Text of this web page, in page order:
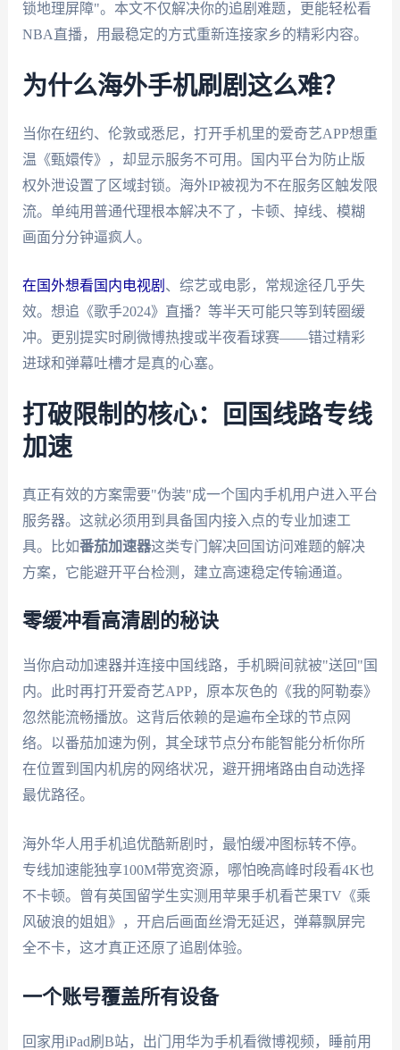
锁地理屏障"。本文不仅解决你的追剧难题，更能轻松看
NBA直播，用最稳定的方式重新连接家乡的精彩内容。
为什么海外手机刷剧这么难？
当你在纽约、伦敦或悉尼，打开手机里的爱奇艺APP想重
温《甄嬛传》，却显示服务不可用。国内平台为防止版
权外泄设置了区域封锁。海外IP被视为不在服务区触发限
流。单纯用普通代理根本解决不了，卡顿、掉线、模糊
画面分分钟逼疯人。
在国外想看国内电视剧 、综艺或电影，常规途径几乎失
效。想追《歌手2024》直播？等半天可能只等到转圈缓
冲。更别提实时刷微博热搜或半夜看球赛——错过精彩
进球和弹幕吐槽才是真的心塞。
打破限制的核心：回国线路专线
加速
真正有效的方案需要"伪装"成一个国内手机用户进入平台
服务器。这就必须用到具备国内接入点的专业加速工
具。比如番茄加速器这类专门解决回国访问难题的解决
方案，它能避开平台检测，建立高速稳定传输通道。
零缓冲看高清剧的秘诀
当你启动加速器并连接中国线路，手机瞬间就被"送回"国
内。此时再打开爱奇艺APP，原本灰色的《我的阿勒泰》
忽然能流畅播放。这背后依赖的是遍布全球的节点网
络。以番茄加速为例，其全球节点分布能智能分析你所
在位置到国内机房的网络状况，避开拥堵路由自动选择
最优路径。
海外华人用手机追优酷新剧时，最怕缓冲图标转不停。
专线加速能独享100M带宽资源，哪怕晚高峰时段看4K也
不卡顿。曾有英国留学生实测用苹果手机看芒果TV《乘
风破浪的姐姐》，开启后画面丝滑无延迟，弹幕飘屏完
全不卡，这才真正还原了追剧体验。
一个账号覆盖所有设备
回家用iPad刷B站，出门用华为手机看微博视频，睡前用